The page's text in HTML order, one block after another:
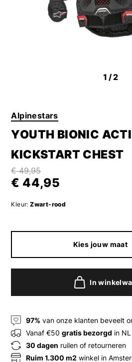
1/2
Alpinestars
YOUTH BIONIC
KICKSTART CHEST
€ 49,95
€ 44,95
Kleur: Zwart-rood
Kies jouw maat
In
97% van onze klanten beveelt
Vanaf €50gratis bezorgd in NL
30 dagen ruilen of retourneren
Ruim 1.300 m2 winkel in